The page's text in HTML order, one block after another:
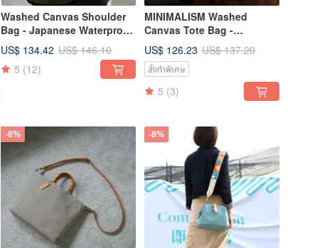
Washed Canvas Shoulder
Bag - Japanese Waterproof
Canvas - selpropre Series
US$ 134.42 US$ 146.10
5 (12)
MINIMALISM Washed
Canvas Tote Bag -
selpropre Series
US$ 126.23 US$ 137.20
สั่งทำพิเศษ
5 (3)
-8% -8%